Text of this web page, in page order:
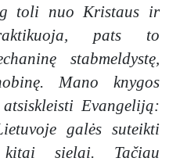
toli nuo Kristaus ir
pats to
stabmeldystę,
Mano knygos
Evangeliją:
galės suteikti
sielai. Tačiau